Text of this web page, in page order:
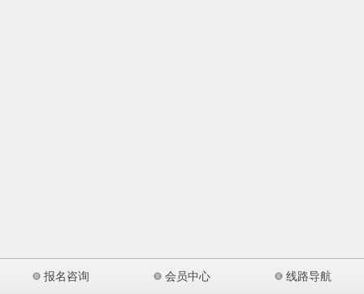
报名咨询 会员中心 线路导航